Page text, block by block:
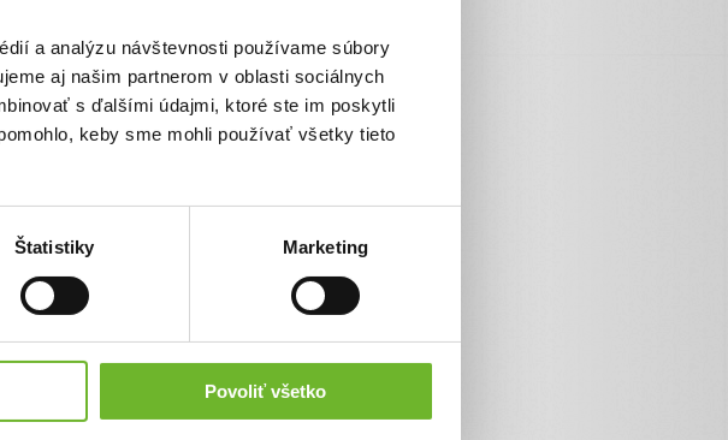
a analýzu návštevnosti používame súbory
aj našim partnerom v oblasti sociálnych
s ďalšími údajmi, ktoré ste im poskytli
keby sme mohli používať všetky tieto
Štatistiky Marketing
Povoliť všetko
žena
ktorá raz dokáže veľké
aj vašu pomoc. Narodila
cm a 995 gm. Neskôr jej
chodí cvičiť do